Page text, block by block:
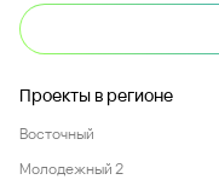
Проекты в регионе
Восточный
Молодежный 2